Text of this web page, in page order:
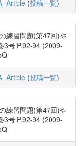
(投稿一覧)
練習問題(第47回)や
3号 P.92-94 (2009-
(投稿一覧)
練習問題(第47回)や
3号 P.92-94 (2009-